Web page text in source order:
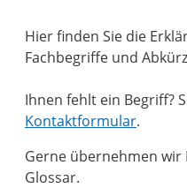
Hier finden Sie die
Fachbegriffe und
Ihnen fehlt ein Begriff?
Kontaktformular.
Gerne übernehmen wir
Glossar.